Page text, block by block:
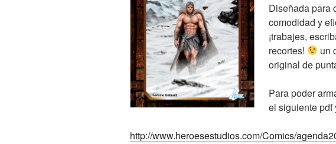
Diseñada para
comodidad y
¡trabajes,
recortes!
un
original de
Para poder
el siguiente
http://www.heroesestudios.com/Comics/